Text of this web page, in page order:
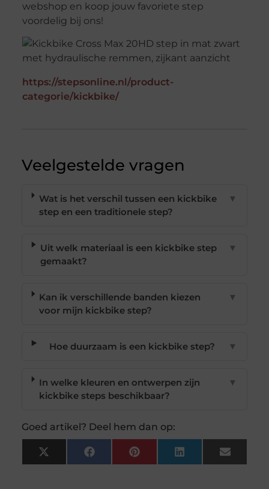
webshop en koop jouw favoriete step
voordelig bij ons!
https://stepsonline.nl/product-
categorie/kickbike/
Veelgestelde vragen
Wat is het verschil tussen een kickbike
step en een traditionele step?
▼
Uit welk materiaal is een kickbike step
gemaakt?
▼
Kan ik verschillende banden kiezen
voor mijn kickbike step?
▼
Hoe duurzaam is een kickbike step? ▼
In welke kleuren en ontwerpen zijn
kickbike steps beschikbaar?
▼
Goed artikel? Deel hem dan op:
X
(Twitter)
FacebookPinterest LinkedIn Email